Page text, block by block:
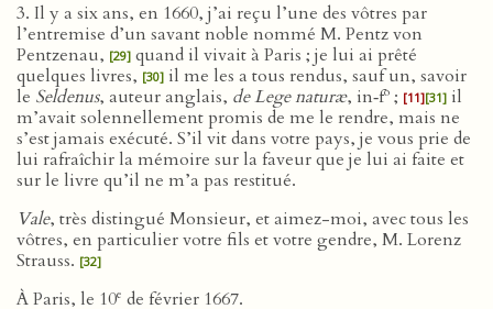
3. Il y a six ans, en 1660, j’ai reçu l’une des vôtres par
l’entremise d’un savant noble nommé M. Pentz von
Pentzenau, [29] quand il vivait à Paris ; je lui ai prêté
quelques livres, [30] il me les a tous rendus, sauf un, savoir
le Seldenus, auteur anglais, de Lege naturæ, in‑fo ; [11][31] il
m’avait solennellement promis de me le rendre, mais ne
s’est jamais exécuté. S’il vit dans votre pays, je vous prie de
lui rafraîchir la mémoire sur la faveur que je lui ai faite et
sur le livre qu’il ne m’a pas restitué.
Vale, très distingué Monsieur, et aimez-moi, avec tous les
vôtres, en particulier votre fils et votre gendre, M. Lorenz
Strauss. [32]
À Paris, le 10e de février 1667.